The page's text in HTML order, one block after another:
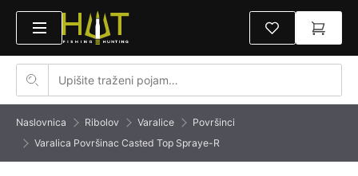
Naslovnica Ribolov Varalice
Površinci
Varalica Površinac Casted Top Spraye-R